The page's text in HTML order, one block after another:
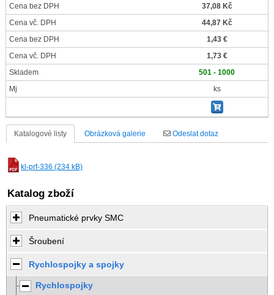
Cena bez DPH
37,08 Kč
Cena vč. DPH
44,87 Kč
Cena bez DPH
1,43 €
Cena vč. DPH
1,73 €
Skladem
501 - 1000
Mj
ks
Katalogové listy Obrázková galerie Odeslat dotaz
kl-prf-336 (234 kB)
Katalog zboží
Pneumatické prvky SMC
Šroubení
Rychlospojky a spojky
Rychlospojky